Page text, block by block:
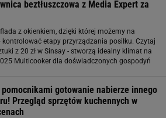
beztłuszczowa z Media Expert za
z okienkiem, dzięki której możemy na
kontrolować etapy przyrządzania posiłku. Czytaj
z 20 zł w Sinsay - stworzą idealny klimat na
Multicooker dla doświadczonych gospodyń
gotowanie nabierze innego
Przegląd sprzętów kuchennych w